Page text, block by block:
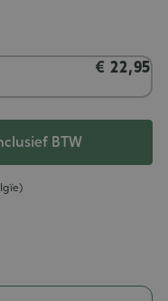
€ 22,95
BTW